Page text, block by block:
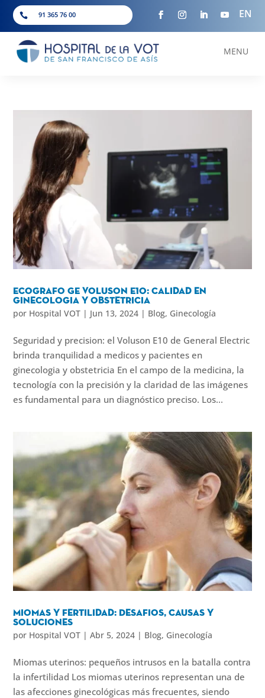
 91 365 76 00 EN
MENU
Ecografo GE Voluson E10: calidad en
ginecologia y obstetricia
por Hospital VOT | Jun 13, 2024 | Blog, Ginecología
Seguridad y precision: el Voluson E10 de General Electric
brinda tranquilidad a medicos y pacientes en
ginecologia y obstetricia En el campo de la medicina, la
tecnología con la precisión y la claridad de las imágenes
es fundamental para un diagnóstico preciso. Los...
Miomas y fertilidad: Desafios, causas y
soluciones
por Hospital VOT |Abr 5, 2024 | Blog, Ginecología
Miomas uterinos: pequeños intrusos en la batalla contra
la infertilidad Los miomas uterinos representan una de
las afecciones ginecológicas más frecuentes, siendo